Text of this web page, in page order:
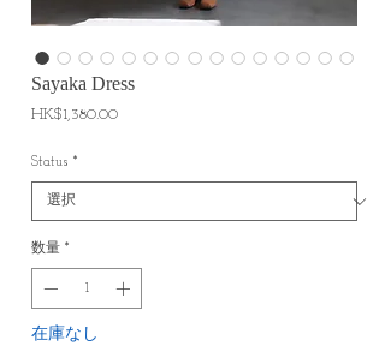
Sayaka Dress
HK$1,380.00価
Status *
数量 *
在庫なし